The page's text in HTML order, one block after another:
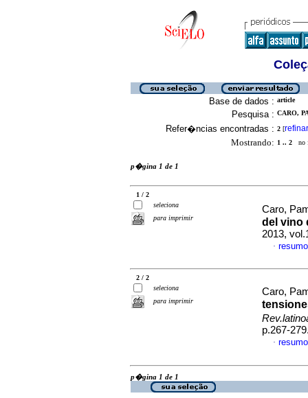
Base de dados : article
Pesquisa : CARO,
Refer�ncias encontradas : 2 [refinar
Mostrando: 1 .. 2 no
p�gina 1 de 1
1 / 2
seleciona
para imprimir
Caro,
del vino
2013,
·
2 / 2
seleciona
para imprimir
Caro,
p.267-
·
p�gina 1 de 1